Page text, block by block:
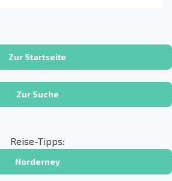
Zur Startseite
Zur Suche
Reise-Tipps:
Norderney